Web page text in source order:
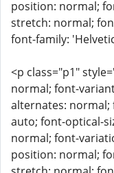
position: normal;
stretch: normal;
font-family:
<p class="p1"
normal; font-
alternates: normal;
auto; font-optical-
normal; font-
position: normal;